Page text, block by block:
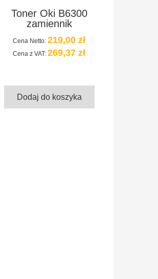
Toner Oki B6300
zamiennik
Cena Netto: 219,00 zł
Cena z VAT:269,37 zł
Dodaj do koszyka